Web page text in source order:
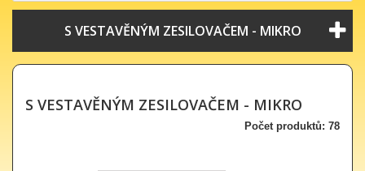
S VESTAVĚNÝM ZESILOVAČEM - MIKRO
S VESTAVĚNÝM ZESILOVAČEM - MIKRO
Počet produktů: 78